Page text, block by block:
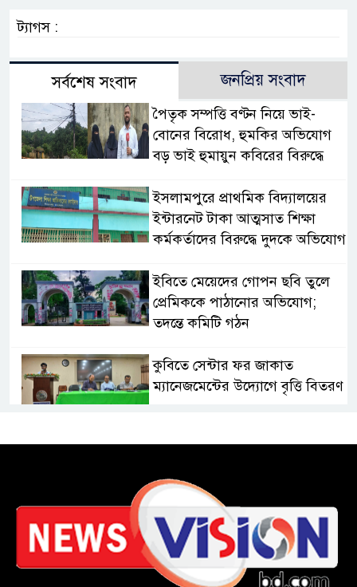
ট্যাগস :
সর্বশেষ সংবাদ জনপ্রিয় সংবাদ
পৈতৃক সম্পত্তি বণ্টন নিয়ে ভাই-
বোনের বিরোধ, হুমকির অভিযোগ
বড় ভাই হুমায়ুন কবিরের বিরুদ্ধে
​ইসলামপুরে প্রাথমিক বিদ্যালয়ের
ইন্টারনেট টাকা আত্মসাত শিক্ষা
কর্মকর্তাদের বিরুদ্ধে দুদকে অভিযোগ
ইবিতে মেয়েদের গোপন ছবি তুলে
প্রেমিককে পাঠানোর অভিযোগ;
তদন্তে কমিটি গঠন
কুবিতে সেন্টার ফর জাকাত
ম্যানেজমেন্টের উদ্যোগে বৃত্তি বিতরণ
চকরিয়ায় ফাঁসিয়াখালী সরকারি
প্রাথমিক বিদ্যালয়ের ম্যানেজিং
কমিটির সভাপতি নির্বাচিত মো.
আবদুল আলিম